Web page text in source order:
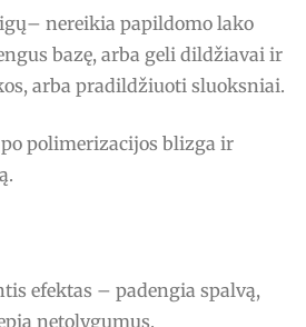
nereikia papildomo lako
bazę, arba geli dildžiavai ir
arba pradildžiuoti sluoksniai.
polimerizacijos blizga ir
efektas – padengia spalvą,
netolygumus.